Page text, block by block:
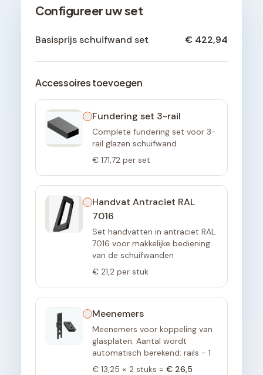
Configureer uw set
Basisprijs schuifwand set € 422,94
Accessoires toevoegen
Fundering set 3-rail
Complete fundering set voor 3-
rail glazen schuifwand
€ 171,72 per set
Handvat Antraciet RAL
7016
Set handvatten in antraciet RAL
7016 voor makkelijke bediening
van de schuifwanden
€ 21,2 per stuk
Meenemers
Meenemers voor koppeling van
glasplaten. Aantal wordt
automatisch berekend: rails - 1
€ 13,25 × 2 stuks = € 26,5